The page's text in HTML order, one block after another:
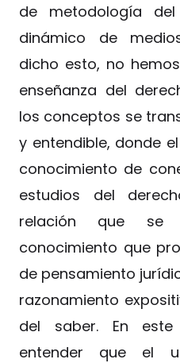
de metodología
dinámico de
dicho esto, no
enseñanza del
los conceptos se
y entendible, donde
conocimiento de
estudios del
relación que se
conocimiento que
de pensamiento
razonamiento
del saber. En
entender que el